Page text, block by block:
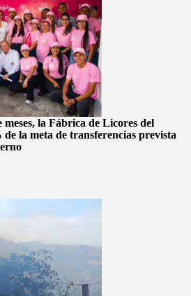
meses, la Fábrica de Licores del
la meta de transferencias prevista